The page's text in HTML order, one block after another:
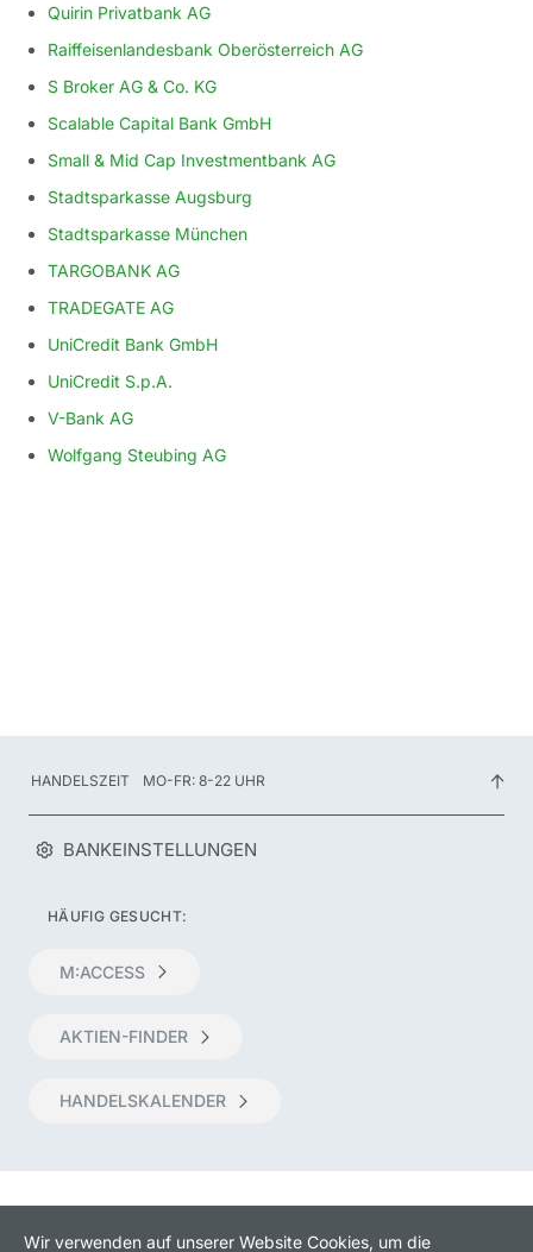
Quirin Privatbank AG
Raiffeisenlandesbank Oberösterreich AG
S Broker AG & Co. KG
Scalable Capital Bank GmbH
Small & Mid Cap Investmentbank AG
Stadtsparkasse Augsburg
Stadtsparkasse München
TARGOBANK AG
TRADEGATE AG
UniCredit Bank GmbH
UniCredit S.p.A.
V-Bank AG
Wolfgang Steubing AG
BANKEINSTELLUNGEN
HÄUFIG GESUCHT:
M:ACCESS
AKTIEN-FINDER
HANDELSKALENDER
HANDELSZEIT MO-FR: 8-22 UHR
Wir verwenden auf unserer Website Cookies, um die